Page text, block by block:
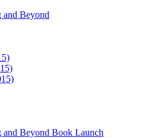
and Beyond
and Beyond Book Launch